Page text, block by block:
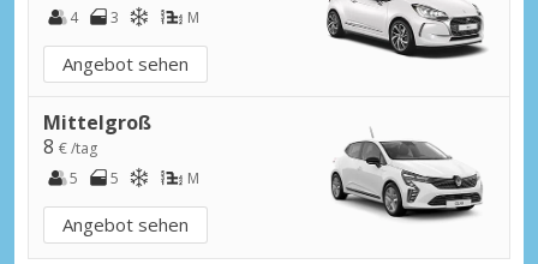
4
3 M
Angebot sehen
Mittelgroß
8 € /tag
5
5 M
Angebot sehen